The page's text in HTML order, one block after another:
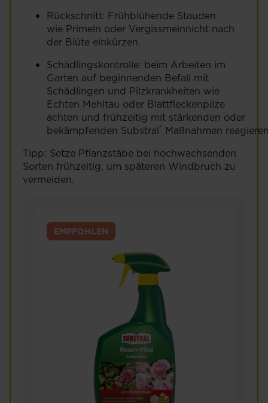
Rückschnitt: Frühblühende Stauden
wie Primeln oder Vergissmeinnicht nach
der Blüte einkürzen.
Schädlingskontrolle: beim Arbeiten im
Garten auf beginnenden Befall mit
Schädlingen und Pilzkrankheiten wie
Echten Mehltau oder Blattfleckenpilze
achten und frühzeitig mit stärkenden oder
bekämpfenden Substral® Maßnahmen
Tipp: Setze Pflanzstäbe bei hochwachsenden
Sorten frühzeitig, um späteren Windbruch zu
vermeiden.
EMPFOHLEN